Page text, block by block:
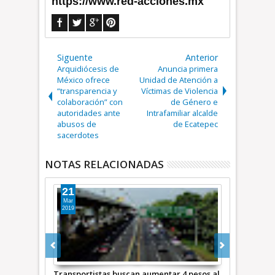
Siguente
Arquidiócesis de
México ofrece
“transparencia y
colaboración” con
autoridades ante
abusos de
sacerdotes
Anterior
Anuncia primera
Unidad de Atención a
Víctimas de Violencia
de Género e
Intrafamiliar alcalde
de Ecatepec
NOTAS RELACIONADAS
24
Nov
2023